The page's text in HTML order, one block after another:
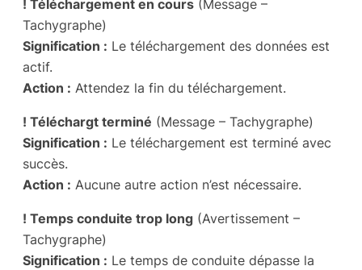
! Téléchargement en cours (Message –
Tachygraphe)
Signification : Le téléchargement des données est
actif.
Action : Attendez la fin du téléchargement.
! Téléchargt terminé (Message – Tachygraphe)
Signification : Le téléchargement est terminé avec
succès.
Action : Aucune autre action n’est nécessaire.
! Temps conduite trop long (Avertissement –
Tachygraphe)
Signification : Le temps de conduite dépasse la